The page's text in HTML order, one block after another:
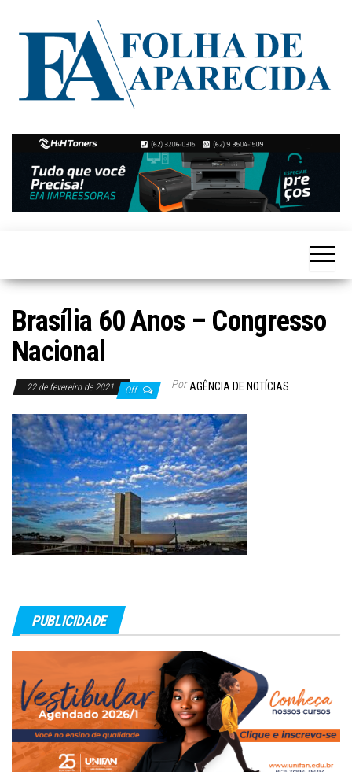
Folha de
Aparecida
Notícias
de
Aparecida
de
Goiânia
Brasília 60 Anos – Congresso
Nacional
22 de fevereiro de 2021 Off Por AGÊNCIA DE NOTÍCIAS
PUBLICIDADE